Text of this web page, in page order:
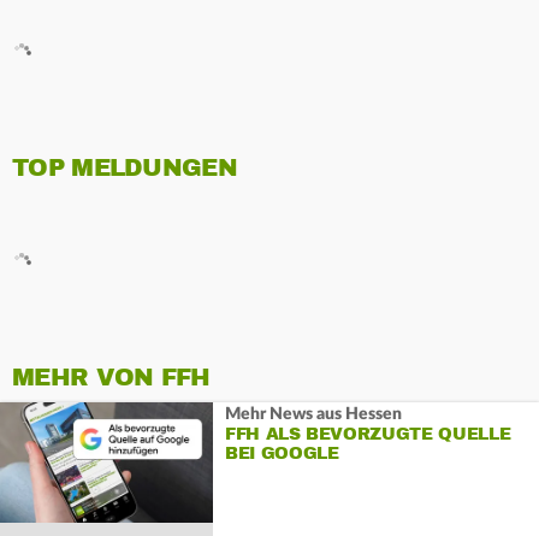
TOP MELDUNGEN
MEHR VON FFH
Mehr News aus Hessen
FFH ALS BEVORZUGTE QUELLE
BEI GOOGLE